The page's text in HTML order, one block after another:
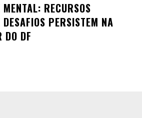
RECURSOS
PERSISTEM NA
DF